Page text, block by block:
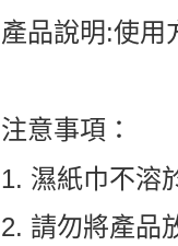
產品說明:使用
注意事項：
1. 濕紙巾不溶
2. 請勿將產品